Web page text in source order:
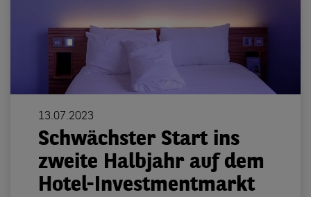
13.07.2023
Schwächster Start ins
zweite Halbjahr auf dem
Hotel-Investmentmarkt